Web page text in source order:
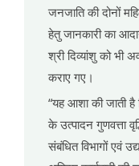
जनजाति की दोनों
हेतु जानकारी का
श्री दिव्यांशु को भी
कराए गए।
“यह आशा की जाती है
के उत्पादन गुणवत्ता
संबंधित विभागों एवं